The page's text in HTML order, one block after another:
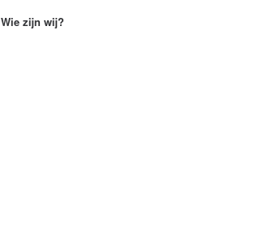
Wie zijn wij?